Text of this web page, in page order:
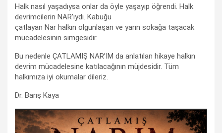
Halk nasıl yaşadıysa onlar da öyle yaşayıp öğrendi. Halk
devrimcilerin NAR’ıydı. Kabuğu
çatlayan Nar halkın olgunlaşan ve yarın sokağa taşacak
mücadelesinin simgesidir.
Bu nedenle ÇATLAMIŞ NAR’IM da anlatılan hikaye halkın
devrim mücadelesine katılacağının müjdesidir. Tüm
halkımıza iyi okumalar dileriz.
Dr. Barış Kaya